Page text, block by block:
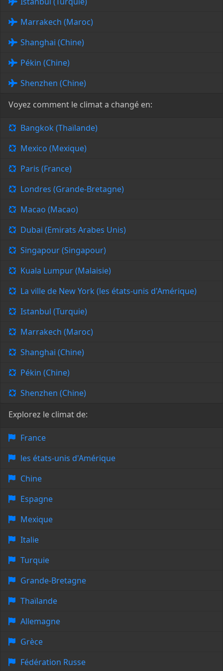
Marrakech (Maroc)
Shanghai (Chine)
Pékin (Chine)
Shenzhen (Chine)
Voyez comment le climat a changé en:
Bangkok (Thaïlande)
Mexico (Mexique)
Paris (France)
Londres (Grande-Bretagne)
Macao (Macao)
Dubai (Emirats Arabes Unis)
Singapour (Singapour)
Kuala Lumpur (Malaisie)
La ville de New York (les états-unis d'Amérique)
Istanbul (Turquie)
Marrakech (Maroc)
Shanghai (Chine)
Pékin (Chine)
Shenzhen (Chine)
Explorez le climat de:
France
les états-unis d'Amérique
Chine
Espagne
Mexique
Italie
Turquie
Grande-Bretagne
Thaïlande
Allemagne
Grèce
Fédération Russe